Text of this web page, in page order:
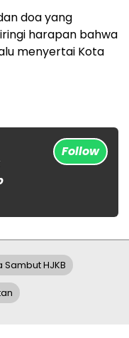
doa yang
harapan bahwa
menyertai Kota
Follow
HJKB